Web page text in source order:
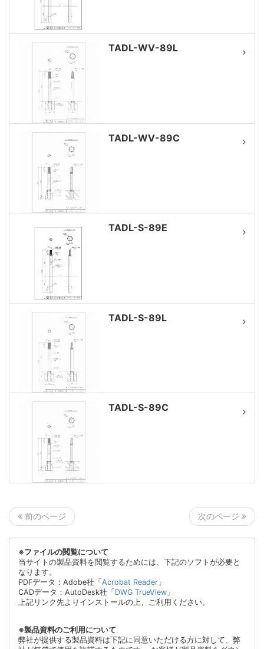
TADL-WV-89L
TADL-WV-89C
TADL-S-89E
TADL-S-89L
TADL-S-89C
前のページ 次のページ
※ファイルの閲覧について
当サイトの製品資料を閲覧するためには、下記のソフトが必要と
なります。
PDFデータ：Adobe社「Acrobat Reader 」
CADデータ：AutoDesk社「DWG TrueView 」
上記リンク先よりインストールの上、ご利用ください。
※製品資料のご利用について
弊社が提供する製品資料は下記に同意いただける方に対して、弊